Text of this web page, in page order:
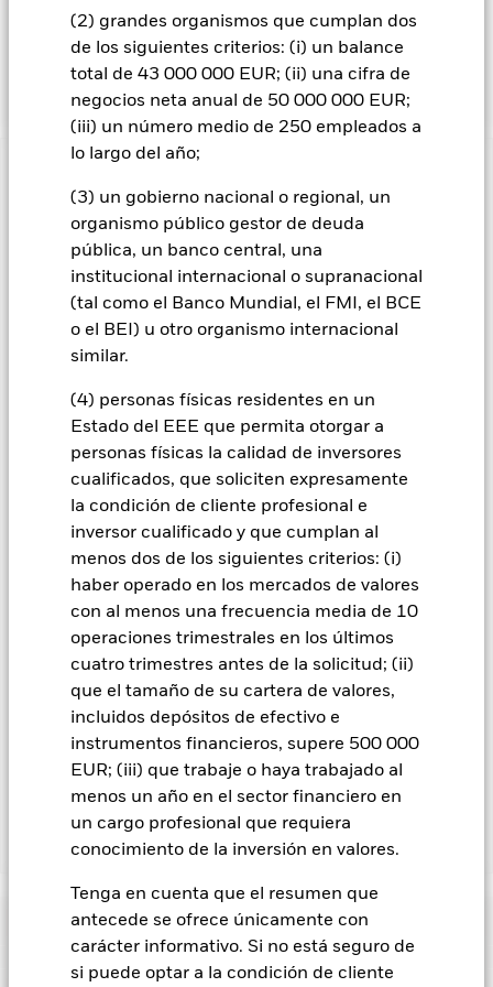
(2) grandes organismos que cumplan dos
de los siguientes criterios: (i) un balance
total de 43 000 000 EUR; (ii) una cifra de
negocios neta anual de 50 000 000 EUR;
(iii) un número medio de 250 empleados a
lo largo del año;
(3) un gobierno nacional o regional, un
organismo público gestor de deuda
pública, un banco central, una
institucional internacional o supranacional
(tal como el Banco Mundial, el FMI, el BCE
o el BEI) u otro organismo internacional
similar.
(4) personas físicas residentes en un
Estado del EEE que permita otorgar a
personas físicas la calidad de inversores
cualificados, que soliciten expresamente
la condición de cliente profesional e
inversor cualificado y que cumplan al
menos dos de los siguientes criterios: (i)
haber operado en los mercados de valores
con al menos una frecuencia media de 10
operaciones trimestrales en los últimos
cuatro trimestres antes de la solicitud; (ii)
que el tamaño de su cartera de valores,
incluidos depósitos de efectivo e
instrumentos financieros, supere 500 000
EUR; (iii) que trabaje o haya trabajado al
menos un año en el sector financiero en
un cargo profesional que requiera
conocimiento de la inversión en valores.
Tenga en cuenta que el resumen que
antecede se ofrece únicamente con
carácter informativo. Si no está seguro de
si puede optar a la condición de cliente
públicas de adquisición de empresas; operaciones de
escisión y separación de empresas (spinoffs y split-offs), y
cambios en la dirección corporativa."
de las inversiones y los ingresos derivados de ellas pueden
subir o bajar, y no están garantizados. Es posible que los
inversores no recuperen la cantidad invertida originalmente.
Todas las clases de acciones con cobertura de divisas de este
fondo utilizan derivados para cubrir el riesgo de divisas. El
uso de derivados para una clase de acciones podría conllevar
un posible riesgo de contagio (también denominado «spill-
gestora del fondo se asegurará de que se dispone de los
procedimientos adecuados para minimizar el riesgo de
contagio a otras clases de acciones. En el menú desplegable
que figura justo debajo del nombre del fondo, podrá ver un
listado de todas las clases de acciones del fondo: las clases de
acciones con cobertura de divisas se identifican mediante la
palabra «Hedged» en su nombre. Además, el listado
completo de todas las clases de acciones con cobertura de
divisas está disponible mediante solicitud a la sociedad
gestora del fondo.
En la medida en que el Fondo opere en préstamos de valores
para reducir los gastos, el propio Fondo percibirá el 62,5% de
los ingresos asociadas que se generen, y el 37,5% restante se
recibirá por BlackRock en calidad de agente de préstamo de
de valores no incrementa los costes de funcionamiento del
Fondo, esto ha quedado excluido de los gastos corrientes.
Mostrar menos
BSF Global Event Driven Fund
Rentabilidad
Gráfico de rendimiento